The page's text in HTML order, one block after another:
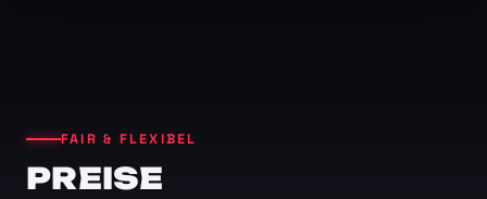
FAIR & FLEXIBEL
PREISE